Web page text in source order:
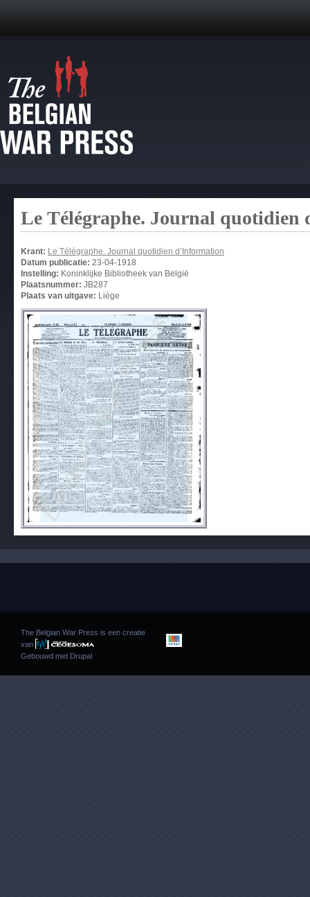
Le Télégraphe. Journal quotidien
Krant: Le Télégraphe. Journal quotidien d’Information
Datum publicatie: 23-04-1918
Instelling: Koninklijke Bibliotheek van België
Plaatsnummer: JB287
Plaats van uitgave: Liège
The Belgian War Press is een creatie
van
Gebouwd met Drupal